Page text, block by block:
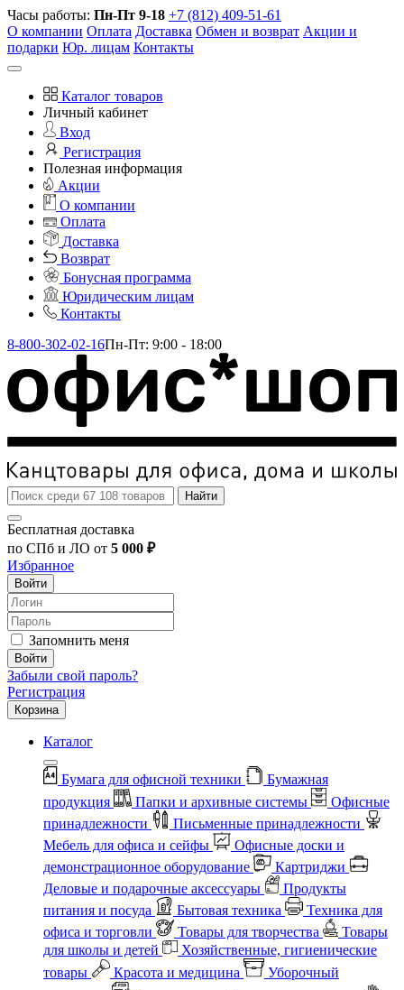
Часы работы: Пн-Пт 9-18 +7 (812) 409-51-61
О компании Оплата Доставка Обмен и возврат Акции и
подарки Юр. лицам Контакты
Каталог товаров
Личный кабинет
Вход
Регистрация
Полезная информация
Акции
О компании
Оплата
Доставка
Возврат
Бонусная программа
Юридическим лицам
Контакты
8-800-302-02-16Пн-Пт: 9:00 - 18:00
Найти
Бесплатная доставка
по СПб и ЛО от 5 000 ₽
Избранное
Войти
Запомнить меня
Войти
Забыли свой пароль?
Регистрация
Корзина
Каталог
Бумага для офисной техники
Бумажная
продукция
Папки и архивные системы
Офисные
принадлежности
Письменные принадлежности
Мебель для офиса и сейфы
Офисные доски и
демонстрационное оборудование
Картриджи
Деловые и подарочные аксессуары
Продукты
питания и посуда
Бытовая техника
Техника для
офиса и торговли
Товары для творчества
Товары
для школы и детей
Хозяйственные, гигиенические
товары
Красота и медицина
Уборочный